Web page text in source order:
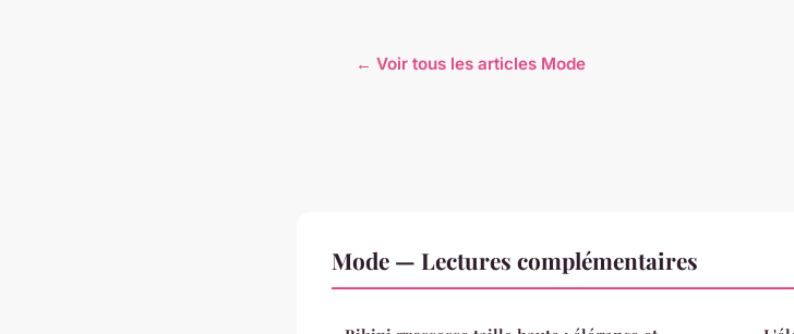
← Voir tous les articles Mode
Mode — Lectures complémentaires